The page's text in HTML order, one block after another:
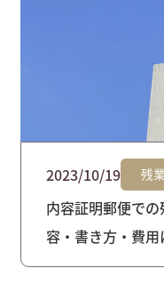
2023/10/19 残
内容証明郵便で
容・書き方・費